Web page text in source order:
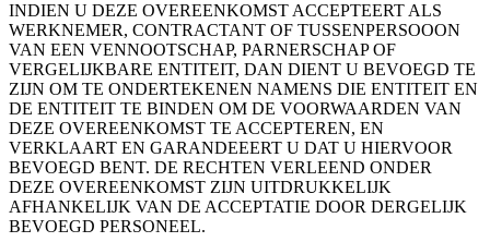
INDIEN U DEZE OVEREENKOMST ACCEPTEERT ALS
WERKNEMER, CONTRACTANT OF TUSSENPERSOOON
VAN EEN VENNOOTSCHAP, PARNERSCHAP OF
VERGELIJKBARE ENTITEIT, DAN DIENT U BEVOEGD TE
ZIJN OM TE ONDERTEKENEN NAMENS DIE ENTITEIT EN
DE ENTITEIT TE BINDEN OM DE VOORWAARDEN VAN
DEZE OVEREENKOMST TE ACCEPTEREN, EN
VERKLAART EN GARANDEEERT U DAT U HIERVOOR
BEVOEGD BENT. DE RECHTEN VERLEEND ONDER
DEZE OVEREENKOMST ZIJN UITDRUKKELIJK
AFHANKELIJK VAN DE ACCEPTATIE DOOR DERGELIJK
BEVOEGD PERSONEEL.